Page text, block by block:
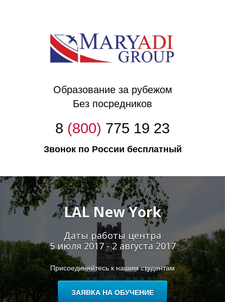
Образование за рубежом
Без посредников
8 (800) 775 19 23
Звонок по России бесплатный
LAL New York
Даты работы центра
5 июля 2017 - 2 августа 2017
Присоединяйтесь к нашим студентам
ЗАЯВКА НА ОБУЧЕНИЕ